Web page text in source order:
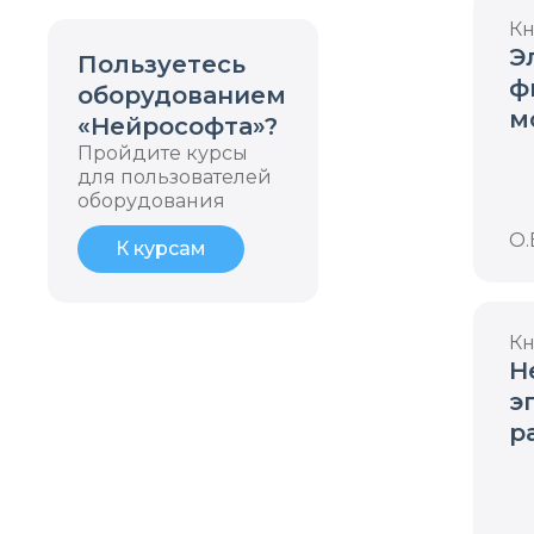
Пользуетесь
оборудованием
«Нейрософта»?
Пройдите курсы
для пользователей
оборудования
К курсам